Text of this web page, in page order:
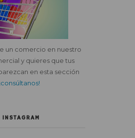
un comercio en nuestro
y quieres que tus
en esta sección
¡consúltanos!